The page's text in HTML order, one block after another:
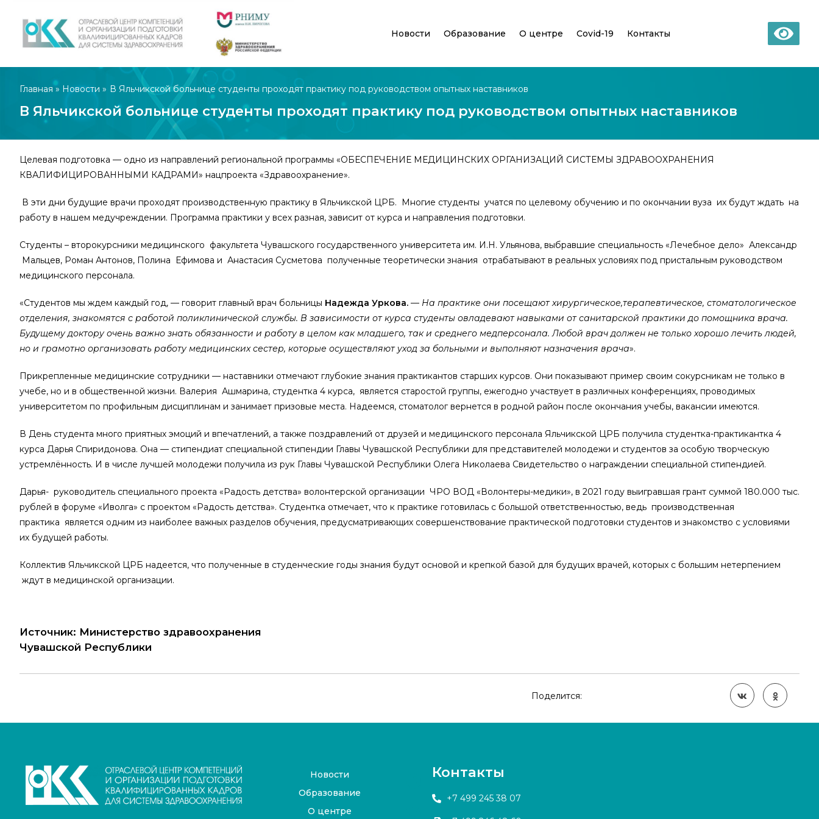
Новости Образование О центре Covid-19 Контакты
Главная » Новости » В Яльчикской больнице студенты проходят практику под руководством опытных наставников
В Яльчикской больнице студенты проходят практику под руководством опытных наставников
Целевая подготовка — одно из направлений региональной программы «ОБЕСПЕЧЕНИЕ МЕДИЦИНСКИХ ОРГАНИЗАЦИЙ СИСТЕМЫ ЗДРАВООХРАНЕНИЯ
КВАЛИФИЦИРОВАННЫМИ КАДРАМИ» нацпроекта «Здравоохранение».
В эти дни будущие врачи проходят производственную практику в Яльчикской ЦРБ. Многие студенты учатся по целевому обучению и по окончании вуза их будут ждать на
работу в нашем медучреждении. Программа практики у всех разная, зависит от курса и направления подготовки.
Студенты – второкурсники медицинского факультета Чувашского государственного университета им. И.Н. Ульянова, выбравшие специальность «Лечебное дело» Александр
Мальцев, Роман Антонов, Полина Ефимова и Анастасия Сусметова полученные теоретически знания отрабатывают в реальных условиях под пристальным руководством
медицинского персонала.
«Студентов мы ждем каждый год, — говорит главный врач больницы Надежда Уркова. — На практике они посещают хирургическое,терапевтическое, стоматологическое
отделения, знакомятся с работой поликлинической службы. В зависимости от курса студенты овладевают навыками от санитарской практики до помощника врача.
Будущему доктору очень важно знать обязанности и работу в целом как младшего, так и среднего медперсонала. Любой врач должен не только хорошо лечить людей,
но и грамотно организовать работу медицинских сестер, которые осуществляют уход за больными и выполняют назначения врача».
Прикрепленные медицинские сотрудники — наставники отмечают глубокие знания практикантов старших курсов. Они показывают пример своим сокурсникам не только в
учебе, но и в общественной жизни. Валерия Ашмарина, студентка 4 курса, является старостой группы, ежегодно участвует в различных конференциях, проводимых
университетом по профильным дисциплинам и занимает призовые места. Надеемся, стоматолог вернется в родной район после окончания учебы, вакансии имеются.
В День студента много приятных эмоций и впечатлений, а также поздравлений от друзей и медицинского персонала Яльчикской ЦРБ получила студентка-практикантка 4
курса Дарья Спиридонова. Она — стипендиат специальной стипендии Главы Чувашской Республики для представителей молодежи и студентов за особую творческую
устремлённость. И в числе лучшей молодежи получила из рук Главы Чувашской Республики Олега Николаева Свидетельство о награждении специальной стипендией.
Дарья- руководитель специального проекта «Радость детства» волонтерской организации ЧРО ВОД «Волонтеры-медики», в 2021 году выигравшая грант суммой 180.000 тыс.
рублей в форуме «Иволга» с проектом «Радость детства». Студентка отмечает, что к практике готовилась с большой ответственностью, ведь производственная
практика является одним из наиболее важных разделов обучения, предусматривающих совершенствование практической подготовки студентов и знакомство с условиями
их будущей работы.
Коллектив Яльчикской ЦРБ надеется, что полученные в студенческие годы знания будут основой и крепкой базой для будущих врачей, которых с большим нетерпением
ждут в медицинской организации.
Источник: Министерство здравоохранения
Чувашской Республики
Поделится:
Новости
Образование
О центре
Контакты
+7 499 245 38 07